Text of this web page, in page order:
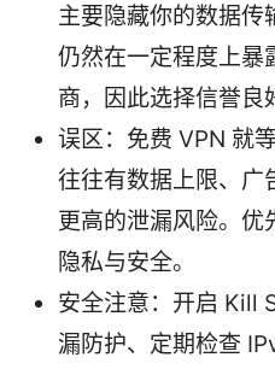
主要隐藏你的数据传
仍然在一定程度上暴
商，因此选择信誉良
误区：免费 VPN 就
往往有数据上限、广
更高的泄漏风险。优
隐私与安全。
安全注意：开启 Kill
漏防护、定期检查